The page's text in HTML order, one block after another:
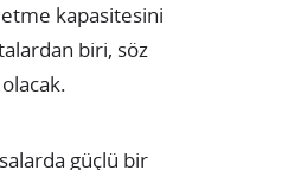
kapasitesini
biri, söz
güçlü bir